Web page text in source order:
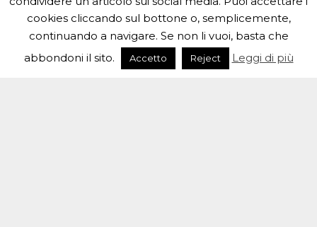
il form
Sei un insegnante? Scarica la nostrabrochureda
distribuire nella tua scuola e…
cookies cliccando sul bottone o, semplicemente,
continuando a navigare. Se non li vuoi, basta che
abbondoni il sito.
Accetto Reject Leggi di più